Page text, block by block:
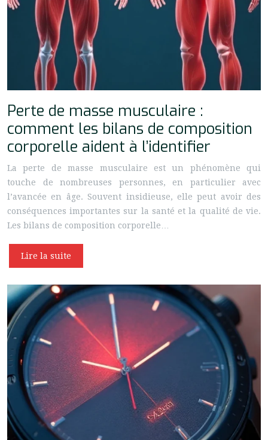
Perte de masse musculaire :
comment les bilans de composition
corporelle aident à l’identifier
La perte de masse musculaire est un phénomène qui
touche de nombreuses personnes, en particulier avec
l’avancée en âge. Souvent insidieuse, elle peut avoir des
conséquences importantes sur la santé et la qualité de vie.
Les bilans de composition corporelle…
Lire la suite